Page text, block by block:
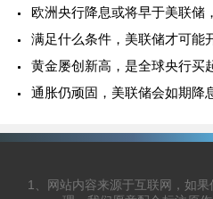
欧洲央行降息或将早于美联储
满足什么条件，美联储才可能
黄金屡创新高，是全球央行买
通胀仍顽固，美联储会如期降
1、网站内容来源于互联网，如